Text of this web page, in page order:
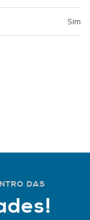
Sim
DAS